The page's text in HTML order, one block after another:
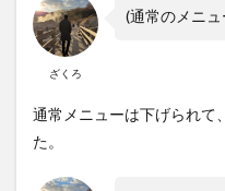
ざくろ
(通常のメニ
通常メニューは下げられて
た。